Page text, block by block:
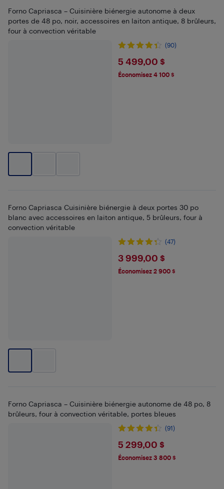
Forno Capriasca – Cuisinière biénergie autonome à deux
portes de 48 po, noir, accessoires en laiton antique, 8 brûleurs,
four à convection véritable
(90)
$5499
5 499,00 $
Économisez 4 100 $
Forno Capriasca Cuisinière biénergie à deux portes 30 po
blanc avec accessoires en laiton antique, 5 brûleurs, four à
convection véritable
(47)
$3999
3 999,00 $
Économisez 2 900 $
Forno Capriasca – Cuisinière biénergie autonome de 48 po, 8
brûleurs, four à convection véritable, portes bleues
(91)
$5299
5 299,00 $
Économisez 3 800 $